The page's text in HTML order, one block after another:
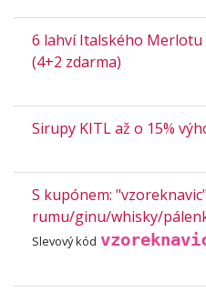
6 lahví Italského Merlotu
(4+2 zdarma)
Sirupy KITL až o 15%
S kupónem:
rumu/ginu/whisky/
Slevový kód